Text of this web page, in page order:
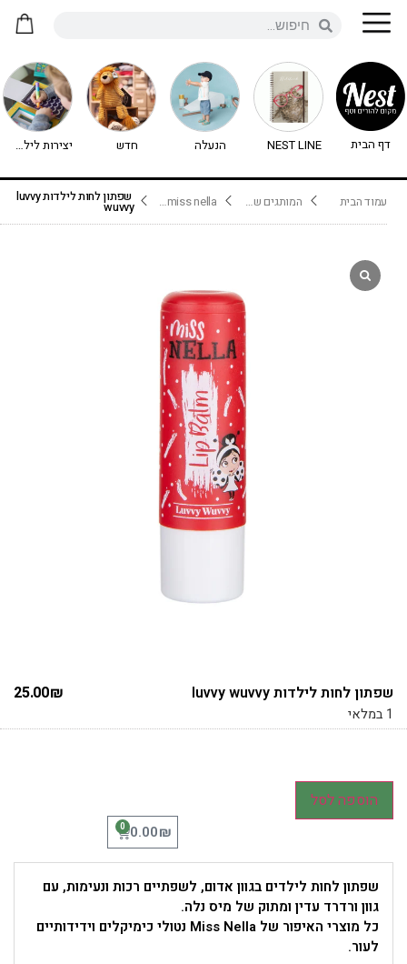
דף הבית NEST LINE הנעלה חדש יצירות לילדים - יצירה לילדים
עמוד הבית המותגים שלנו miss nella איפור לילדות שפתון לחות לילדות luvvy
wuvvy
שפתון לחות לילדות luvvy wuvvy 25.00₪
1 במלאי
הוספה לסל
0.00₪
0
שפתון לחות לילדים בגוון אדום, לשפתיים רכות ונעימות, עם
גוון ורדרד עדין ומתוק של מיס נלה.
כל מוצרי האיפור של Miss Nella נטולי כימיקלים וידידותיים
לעור.